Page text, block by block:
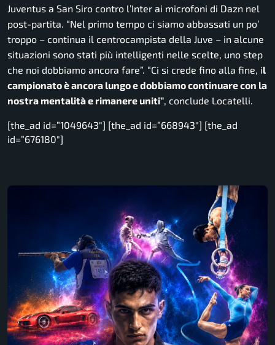
Juventus a San Siro contro l’Inter ai microfoni di Dazn nel
post-partita. “Nel primo tempo ci siamo abbassati un po’
troppo – continua il centrocampista della Juve – in alcune
situazioni sono stati più intelligenti nelle scelte, uno step
che noi dobbiamo ancora fare”. “Ci si crede fino alla fine, il
campionato è ancora lungo e dobbiamo continuare con la
nostra mentalità e rimanere uniti”, conclude Locatelli.
[the_ad id=”1049643″] [the_ad id=”668943″] [the_ad
id=”676180″]